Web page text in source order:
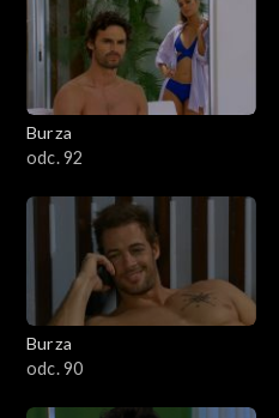
Burza
odc. 92
Burza
odc. 90